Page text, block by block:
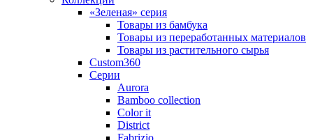
«Зеленая» серия
Товары из бамбука
Товары из переработанных материалов
Товары из растительного сырья
Custom360
Серии
Aurora
Bamboo collection
Color it
District
Fabrizio